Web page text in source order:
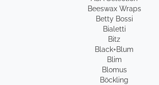
Beeswax Wraps
Betty Bossi
Bialetti
Bitz
Black+Blum
Blim
Blomus
Böckling